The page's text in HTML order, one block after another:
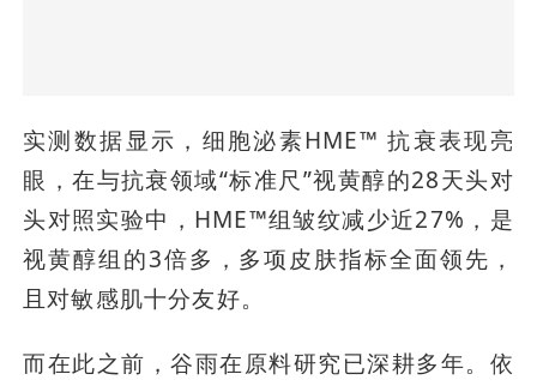
实测数据显示，细胞泌素HME™ 抗衰表现亮
眼，在与抗衰领域“标准尺”视黄醇的28天头对
头对照实验中，HME™组皱纹减少近27%，是
视黄醇组的3倍多，多项皮肤指标全面领先，
且对敏感肌十分友好。
而在此之前，谷雨在原料研究已深耕多年。依